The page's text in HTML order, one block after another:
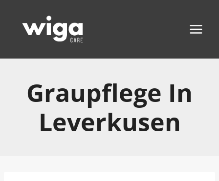
Inhalt
springen
Graupflege In
Leverkusen